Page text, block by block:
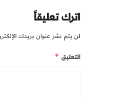
اترك تعليقاً
لن يتم نشر عنوان بريدك
التعليق *